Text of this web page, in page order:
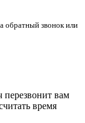
обратный звонок или
вам
время